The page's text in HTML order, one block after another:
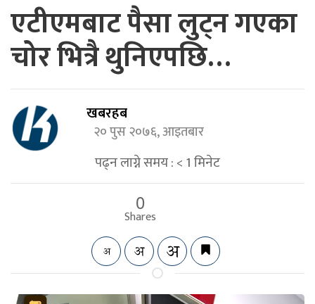
एटीएमबाट पैसा लुट्न गएका
चोर भित्रै थुनिएपछि…
खबरहब
२० पुस २०७६, आइतबार
पढ्न लाग्ने समय :< 1मिनेट
0
Shares